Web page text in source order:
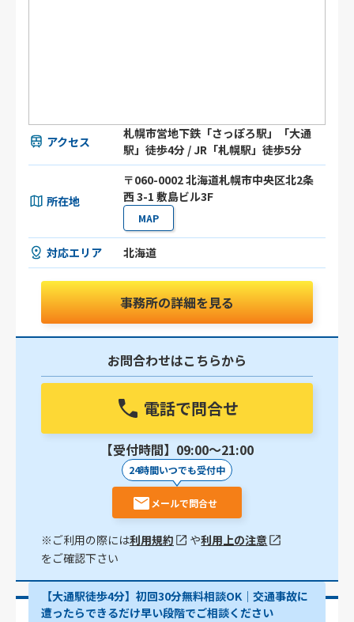
アクセス
札幌市営地下鉄「さっぽろ駅」「大通
駅」徒歩4分 / JR「札幌駅」徒歩5分
所在地
〒060-0002 北海道札幌市中央区北2条
西 3-1 敷島ビル3F
MAP
対応エリア 北海道
事務所の詳細を見る
お問合わせはこちらから
電話で問合せ
【受付時間】09:00〜21:00
24時間いつでも受付中
メールで問合せ
※ご利用の際には利用規約 や利用上の注意
をご確認下さい
【大通駅徒歩4分】初回30分無料相談OK｜交通事故に
遭ったらできるだけ早い段階でご相談ください